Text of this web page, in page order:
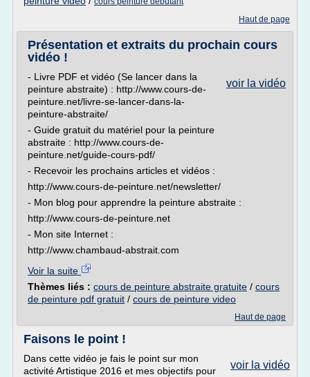
Haut de page
Présentation et extraits du prochain cours
vidéo !
voir la vidéo
- Livre PDF et vidéo (Se lancer dans la
peinture abstraite) : http://www.cours-de-
peinture.net/livre-se-lancer-dans-la-
peinture-abstraite/
- Guide gratuit du matériel pour la peinture
abstraite : http://www.cours-de-
peinture.net/guide-cours-pdf/
- Recevoir les prochains articles et vidéos :
http://www.cours-de-peinture.net/newsletter/
- Mon blog pour apprendre la peinture abstraite :
http://www.cours-de-peinture.net
- Mon site Internet :
http://www.chambaud-abstrait.com
Voir la suite
Thèmes liés : cours de peinture abstraite gratuite / cours
de peinture pdf gratuit / cours de peinture video
Haut de page
Faisons le point !
voir la vidéo
Dans cette vidéo je fais le point sur mon
activité Artistique 2016 et mes objectifs pour